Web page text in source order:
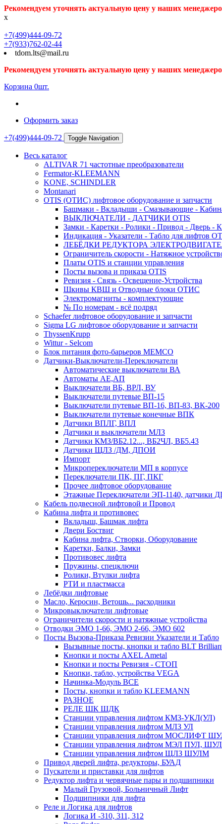
Рекомендуем уточнять актуальную цену у наших
x
+7(499)444-09-72
+7(933)762-02-44
tdom.lts@mail.ru
Рекомендуем уточнять актуальную цену у наших
Корзина 0шт.
Оформить заказ
+7(499)444-09-72 Toggle Navigation
Весь каталог
ALTIVAR 71 частотные преобразователи
Fermator-KLEEMANN
KONE, SCHINDLER
Montanari
OTIS (ОТИС) лифтовое оборудование и запчасти
Башмаки - Вкладыши - Смазывающие -
ВЫКЛЮЧАТЕЛИ - ДАТЧИКИ OTIS
Замки - Каретки - Ролики - Привод - Дверь -
Индикация - Указатели - Табло для лифтов
ЛЕБЁДКИ РЕДУКТОРА
Ограничитель скорости - Натяжное
Платы OTIS и станции управления
Посты вызова и приказа OTIS
Ревизия - Связь - Освещение-Устройства
Шкивы КВШ и Отводные блоки ОТИС
Электромагниты - комплектующие
№ По номерам - всё подряд
Schaefer лифтовое оборудование и запчасти
Sigma LG лифтовое оборудование и запчасти
ThyssenKrupp
Wittur - Selcom
Блок питания фото-барьеров MEMCO
Датчики-Выключатели-Переключатели
Автоматические выключатели ВА
Автоматы АЕ,АП
Выключатели ВБ, ВРЛ, ВУ
Выключатели путевые ВП-15
Выключатели путевые ВП-16, ВП-83, ВК-200
Выключатели путевые конечные ВПК
Датчики ВПЛГ, ВПЛ
Датчики и выключатели МЛЗ
Датчики КМЗ/ВБ2.12..., ВБ2ЧЛ, ВБ5.43
Датчики ЩЛЗ /ДМ, ДПОИ
Импорт
Микропереключатели МП в корпусе
Переключатели ПК, ПГ, ПКГ
Прочее лифтовое оборудование
Этажные Переключатели ЭП-1140, датчики
Кабель подвесной лифтовой и Провод
Кабина лифта и противовес
Вкладыш, Башмак лифта
Двери Боствиг
Кабина лифта, Створки, Оборудование
Каретки, Балки, Замки
Противовес лифта
Пружины, спецключи
Ролики, Втулки лифта
РТИ и пластмасса
Лебёдки лифтовые
Масло, Керосин, Ветошь... расходники
Микровыключатели лифтовые
Ограничители скорости и натяжные устройства
Отводки ЭМО 1-66, ЭМО 2-66, ЭМО 602
Посты Вызова-Приказа Ревизии Указатели и Табло
Вызывные посты, кнопки и табло BLT
Кнопки и посты AXEL Ametal
Кнопки и посты Ревизия - СТОП
Кнопки, табло, устройства VEGA
Начинка-Модуль ВСЕ
Посты, кнопки и табло KLEEMANN
РАЗНОЕ
РЕЛЕ ШК ШДК
Станции управления лифтом КМЗ-УКЛ(УЛ)
Станции управления лифтом МЛЗ УЛ
Станции управления лифтом МОСЛИФТ
Станции управления лифтом МЭЛ ПУЛ,
Станции управления лифтом ЩЛЗ ШУЛМ
Привод дверей лифта, редукторы, БУАД
Пускатели и приставки для лифтов
Редуктор лифта и червячные пары и подшипники
Малый Грузовой, Больничный Лифт
Подшипники для лифта
Реле и Логика для лифтов
Логика И -310, 311, 312